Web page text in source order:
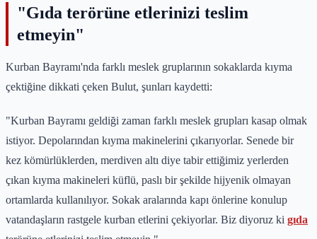
"Gıda terörüne etlerinizi teslim
etmeyin"
Kurban Bayramı'nda farklı meslek gruplarının sokaklarda kıyma
çektiğine dikkati çeken Bulut, şunları kaydetti:
"Kurban Bayramı geldiği zaman farklı meslek grupları kasap olmak
istiyor. Depolarından kıyma makinelerini çıkarıyorlar. Senede bir
kez kömürlüklerden, merdiven altı diye tabir ettiğimiz yerlerden
çıkan kıyma makineleri küflü, paslı bir şekilde hijyenik olmayan
ortamlarda kullanılıyor. Sokak aralarında kapı önlerine konulup
vatandaşların rastgele kurban etlerini çekiyorlar. Biz diyoruz ki gıda